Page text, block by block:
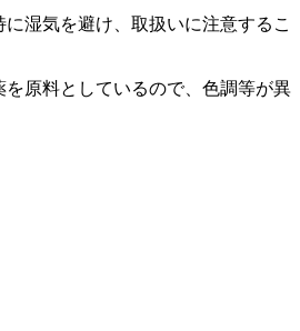
湿気を避け、取扱いに注意するこ
原料としているので、色調等が異